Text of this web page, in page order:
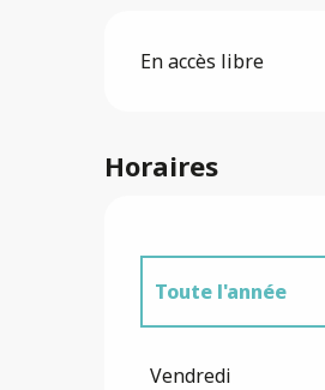
En accès libre
Horaires
Toute l'année
Vendredi